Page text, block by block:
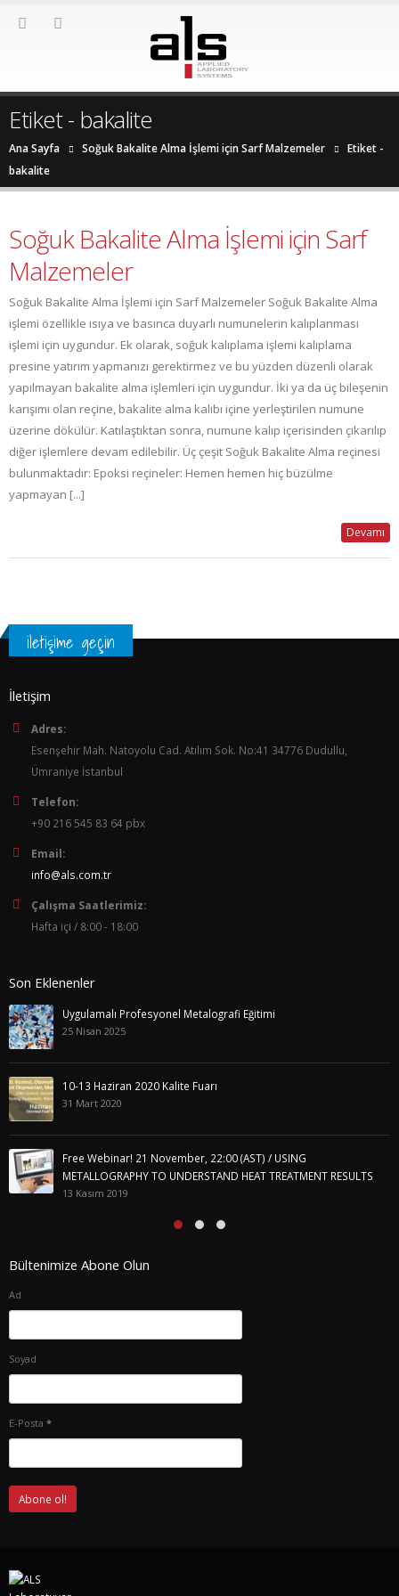
Etiket - bakalite
Ana Sayfa Soğuk Bakalite Alma İşlemi için Sarf Malzemeler
Etiket -
bakalite
Soğuk Bakalite Alma İşlemi için Sarf
Malzemeler
Soğuk Bakalite Alma İşlemi için Sarf Malzemeler Soğuk Bakalite Alma
işlemi özellikle ısıya ve basınca duyarlı numunelerin kalıplanması
işlemi için uygundur. Ek olarak, soğuk kalıplama işlemi kalıplama
presine yatırım yapmanızı gerektirmez ve bu yüzden düzenli olarak
yapılmayan bakalite alma işlemleri için uygundur. İki ya da üç bileşenin
karışımı olan reçine, bakalite alma kalıbı içine yerleştirilen numune
üzerine dökülür. Katılaştıktan sonra, numune kalıp içerisinden çıkarılıp
diğer işlemlere devam edilebilir. Üç çeşit Soğuk Bakalite Alma reçinesi
bulunmaktadır: Epoksi reçineler: Hemen hemen hiç büzülme
yapmayan [...]
Devamı
iletişime geçin
İletişim
Adres:
Esenşehir Mah. Natoyolu Cad. Atılım Sok. No:41 34776 Dudullu,
Ümraniye İstanbul
Telefon:
+90 216 545 83 64 pbx
Email:
info@als.com.tr
Çalışma Saatlerimiz:
Hafta içi / 8:00 - 18:00
Son Eklenenler
Uygulamalı Profesyonel Metalografi Eğitimi
25 Nisan 2025
10-13 Haziran 2020 Kalite Fuarı
31 Mart 2020
Free Webinar! 21 November, 22:00 (AST) / USING
METALLOGRAPHY TO UNDERSTAND HEAT TREATMENT RESULTS
13 Kasım 2019
Bültenimize Abone Olun
Ad
Soyad
E-Posta *